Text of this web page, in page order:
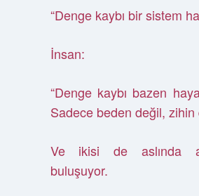
“Denge kaybı bir sistem
İnsan:
“Denge kaybı bazen
Sadece beden değil, zihin
Ve ikisi de aslında
buluşuyor.